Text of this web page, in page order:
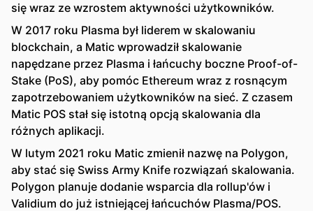
się wraz ze wzrostem aktywności użytkowników.
W 2017 roku Plasma był liderem w skalowaniu
blockchain, a Matic wprowadził skalowanie
napędzane przez Plasma i łańcuchy boczne Proof-of-
Stake (PoS), aby pomóc Ethereum wraz z rosnącym
zapotrzebowaniem użytkowników na sieć. Z czasem
Matic POS stał się istotną opcją skalowania dla
różnych aplikacji.
W lutym 2021 roku Matic zmienił nazwę na Polygon,
aby stać się Swiss Army Knife rozwiązań skalowania.
Polygon planuje dodanie wsparcia dla rollup'ów i
Validium do już istniejącej łańcuchów Plasma/POS.